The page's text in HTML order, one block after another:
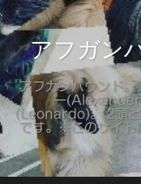
アフガン
アフガンハウンド
ー
(Leonardo)。 2頭と
です。※このサイト